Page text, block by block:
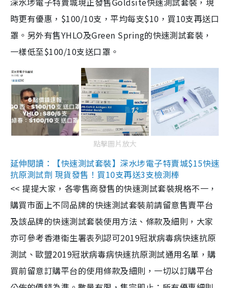
時更有優惠，$100/10支，平均每支$10，買10支再送口
罩。另外有售YHLO及Green Spring的快速測試套裝，
一樣低至$100/10支送口罩。
點擊圖片放大
延伸閱讀：【快速測試套裝】深水埗電子特賣城$15快速
抗原測試劑 現貨發售！買10支再送3支檢測棒
<< 提提大家，各零售商發售的快速測試套裝規格不一，
購買市面上不同品牌的快速測試套裝前請留意售賣平台
及該品牌的快速測試套裝使用方法、條款及細則，大家
亦可參考香港衞生署表列認可2019冠狀病毒病快速抗原
測試、歐盟2019冠狀病毒病快速抗原測試通用名單，購
買前留意訂購平台的使用條款及細則，一切以訂購平台